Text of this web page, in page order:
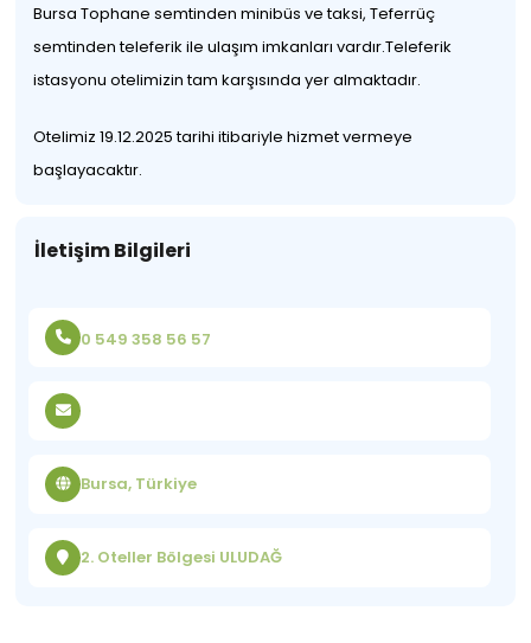
Bursa Tophane semtinden minibüs ve taksi, Teferrüç
semtinden teleferik ile ulaşım imkanları vardır.Teleferik
istasyonu otelimizin tam karşısında yer almaktadır.
Otelimiz 19.12.2025 tarihi itibariyle hizmet vermeye
başlayacaktır.
İletişim Bilgileri
0 549 358 56 57
Bursa, Türkiye
2. Oteller Bölgesi ULUDAĞ